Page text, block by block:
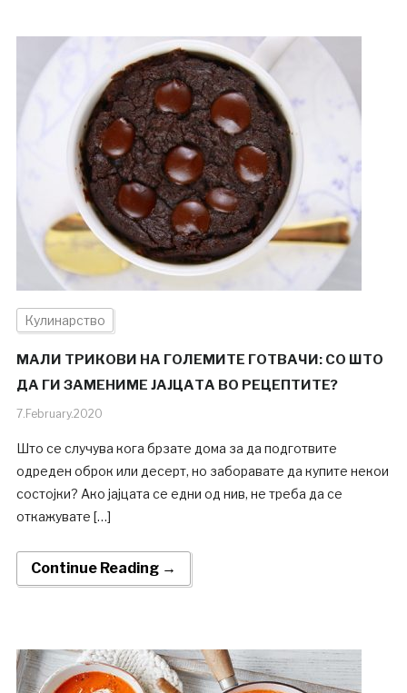
Кулинарство
МАЛИ ТРИКОВИ НА ГОЛЕМИТЕ ГОТВАЧИ: СО ШТО
ДА ГИ ЗАМЕНИМЕ ЈАЈЦАТА ВО РЕЦЕПТИТЕ?
7.February.2020
Што се случува кога брзате дома за да подготвите
одреден оброк или десерт, но заборавате да купите некои
состојки? Ако јајцата се едни од нив, не треба да се
откажувате […]
Continue Reading →